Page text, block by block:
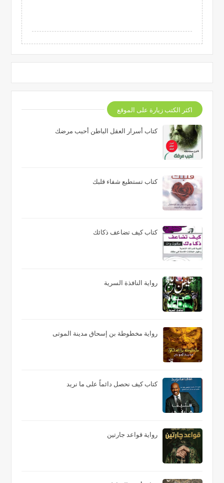
اكثر الكتب زيارة على الموقع
كتاب أسرار العقل الباطن أحبب مرضك
كتاب تستطيع شفاء قلبك
كتاب كيف تضاعف ذكائك
رواية النافذة السرية
رواية مخطوطة بن إسحاق مدينة الموتى
كتاب كيف نحصل دائماً على ما نريد
رواية قواعد جارتين